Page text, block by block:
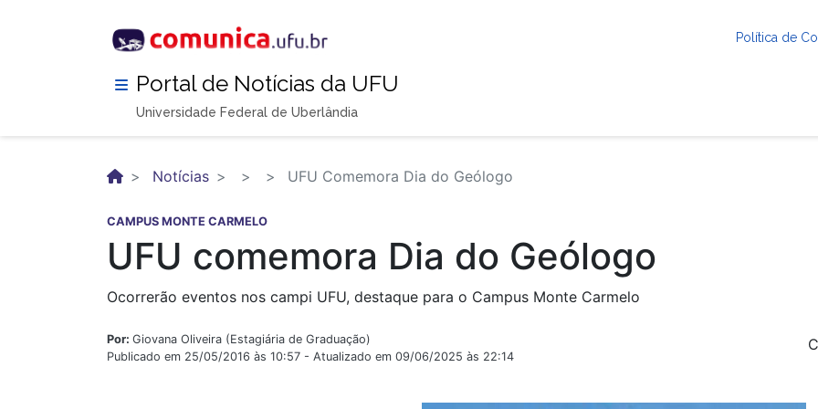
Política de
Portal de Notícias da UFU
Universidade Federal de Uberlândia
Notícias UFU Comemora Dia do Geólogo
CAMPUS MONTE CARMELO
UFU comemora Dia do Geólogo
Ocorrerão eventos nos campi UFU, destaque para o Campus Monte Carmelo
Por: Giovana Oliveira (Estagiária de Graduação)
Publicado em 25/05/2016 às 10:57 - Atualizado em 09/06/2025 às 22:14